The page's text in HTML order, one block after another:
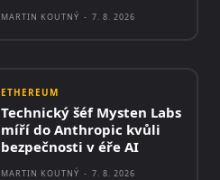
MARTIN KOUTNÝ - 7. 8. 2026
ETHEREUM
Technický šéf Mysten Labs
míří do Anthropic kvůli
bezpečnosti v éře AI
MARTIN KOUTNÝ - 7. 8. 2026